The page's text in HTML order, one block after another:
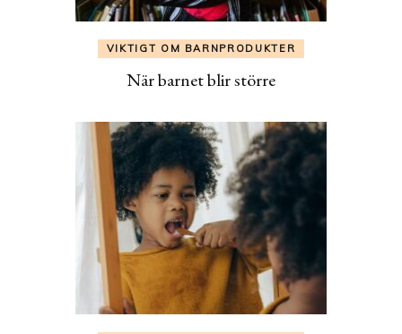
VIKTIGT OM BARNPRODUKTER
När barnet blir större